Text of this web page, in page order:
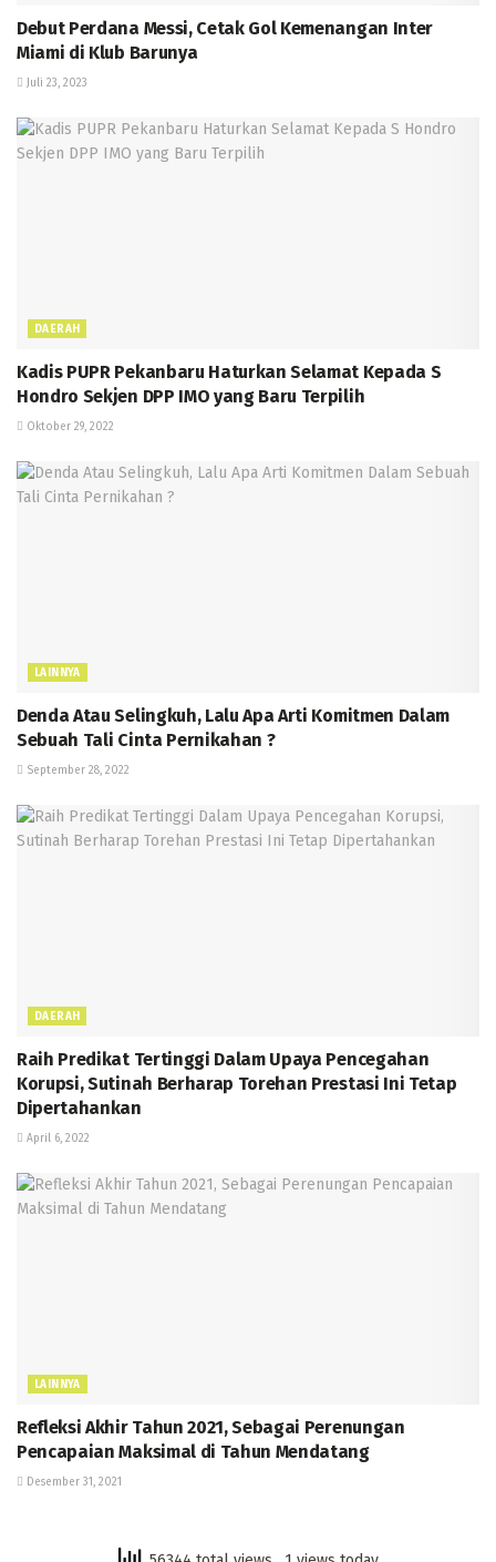
Debut Perdana Messi, Cetak Gol Kemenangan Inter
Miami di Klub Barunya
Juli 23, 2023
DAERAH
Kadis PUPR Pekanbaru Haturkan Selamat Kepada S
Hondro Sekjen DPP IMO yang Baru Terpilih
Oktober 29, 2022
LAINNYA
Denda Atau Selingkuh, Lalu Apa Arti Komitmen Dalam
Sebuah Tali Cinta Pernikahan ?
September 28, 2022
DAERAH
Raih Predikat Tertinggi Dalam Upaya Pencegahan
Korupsi, Sutinah Berharap Torehan Prestasi Ini Tetap
Dipertahankan
April 6, 2022
LAINNYA
Refleksi Akhir Tahun 2021, Sebagai Perenungan
Pencapaian Maksimal di Tahun Mendatang
Desember 31, 2021